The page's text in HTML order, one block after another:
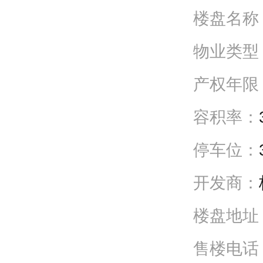
楼盘名称
物业类型
产权年限
容积率：
停车位：
开发商：
楼盘地址
售楼电话